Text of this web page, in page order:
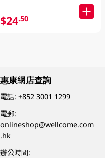
$24.50
惠康網店查詢
電話:+852 3001 1299
電郵:
onlineshop@wellcome.com
.hk
辦公時間: